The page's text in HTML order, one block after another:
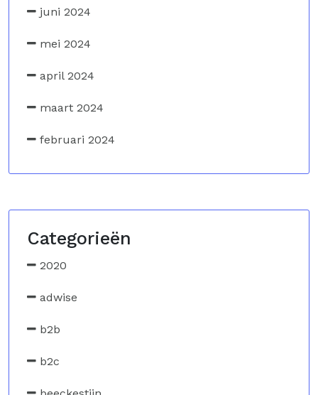
juni 2024
mei 2024
april 2024
maart 2024
februari 2024
Categorieën
2020
adwise
b2b
b2c